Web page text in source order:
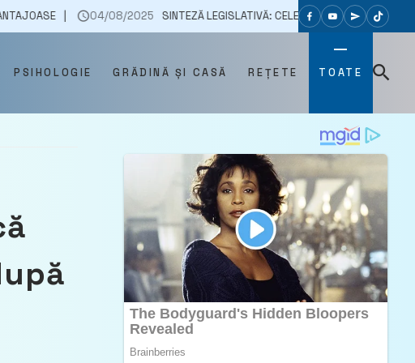
04/08/2025 SINTEZĂ LEGISLATIVĂ: CELE MAI IMPORTANTE ACTE
PSIHOLOGIE GRĂDINĂ ȘI CASĂ REȚETE TOATE